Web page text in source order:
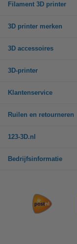
Filament 3D printer
3D printer merken
3D accessoires
3D-printer
Klantenservice
Ruilen en retourneren
123-3D.nl
Bedrijfsinformatie